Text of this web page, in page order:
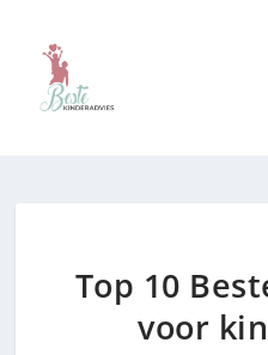
Top 10
voor